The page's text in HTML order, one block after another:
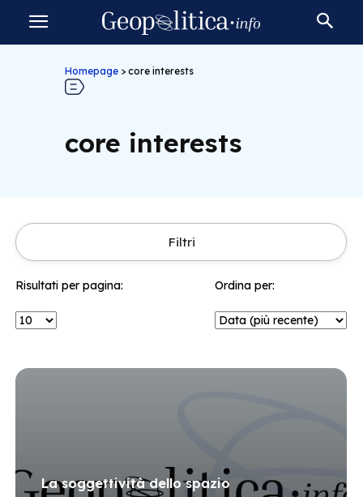
Homepage > core interests
core interests
Filtri
Risultati per pagina: Ordina per:
La soggettività dello spazio